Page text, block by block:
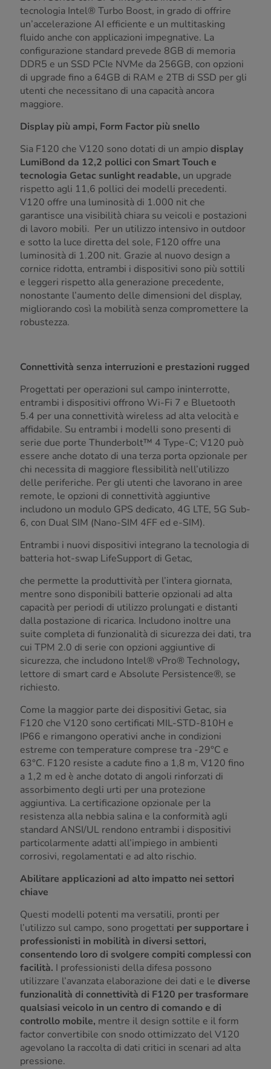
tecnologia Intel® Turbo Boost, in grado di offrire
un’accelerazione AI efficiente e un multitasking
fluido anche con applicazioni impegnative. La
configurazione standard prevede 8GB di memoria
DDR5 e un SSD PCIe NVMe da 256GB, con opzioni
di upgrade fino a 64GB di RAM e 2TB di SSD per gli
utenti che necessitano di una capacità ancora
maggiore.
Display più ampi, Form Factor più snello
Sia F120 che V120 sono dotati di un ampio display
LumiBond da 12,2 pollici con Smart Touch e
tecnologia Getac sunlight readable, un upgrade
rispetto agli 11,6 pollici dei modelli precedenti.
V120 offre una luminosità di 1.000 nit che
garantisce una visibilità chiara su veicoli e postazioni
di lavoro mobili. Per un utilizzo intensivo in outdoor
e sotto la luce diretta del sole, F120 offre una
luminosità di 1.200 nit. Grazie al nuovo design a
cornice ridotta, entrambi i dispositivi sono più sottili
e leggeri rispetto alla generazione precedente,
nonostante l’aumento delle dimensioni del display,
migliorando così la mobilità senza compromettere la
robustezza.
Connettività senza interruzioni e prestazioni rugged
Progettati per operazioni sul campo ininterrotte,
entrambi i dispositivi offrono Wi-Fi 7 e Bluetooth
5.4 per una connettività wireless ad alta velocità e
affidabile. Su entrambi i modelli sono presenti di
serie due porte Thunderbolt™ 4 Type-C; V120 può
essere anche dotato di una terza porta opzionale per
chi necessita di maggiore flessibilità nell’utilizzo
delle periferiche. Per gli utenti che lavorano in aree
remote, le opzioni di connettività aggiuntive
includono un modulo GPS dedicato, 4G LTE, 5G Sub-
6, con Dual SIM (Nano-SIM 4FF ed e-SIM).
Entrambi i nuovi dispositivi integrano la tecnologia di
batteria hot-swap LifeSupport di Getac,
che permette la produttività per l’intera giornata,
mentre sono disponibili batterie opzionali ad alta
capacità per periodi di utilizzo prolungati e distanti
dalla postazione di ricarica. Includono inoltre una
suite completa di funzionalità di sicurezza dei dati, tra
cui TPM 2.0 di serie con opzioni aggiuntive di
sicurezza, che includono Intel® vPro® Technology,
lettore di smart card e Absolute Persistence®, se
richiesto.
Come la maggior parte dei dispositivi Getac, sia
F120 che V120 sono certificati MIL-STD-810H e
IP66 e rimangono operativi anche in condizioni
estreme con temperature comprese tra -29°C e
63°C. F120 resiste a cadute fino a 1,8 m, V120 fino
a 1,2 m ed è anche dotato di angoli rinforzati di
assorbimento degli urti per una protezione
aggiuntiva. La certificazione opzionale per la
resistenza alla nebbia salina e la conformità agli
standard ANSI/UL rendono entrambi i dispositivi
particolarmente adatti all’impiego in ambienti
corrosivi, regolamentati e ad alto rischio.
Abilitare applicazioni ad alto impatto nei settori
chiave
Questi modelli potenti ma versatili, pronti per
l’utilizzo sul campo, sono progettati per supportare i
professionisti in mobilità in diversi settori,
consentendo loro di svolgere compiti complessi con
facilità. I professionisti della difesa possono
utilizzare l’avanzata elaborazione dei dati e le diverse
funzionalità di connettività di F120 per trasformare
qualsiasi veicolo in un centro di comando e di
controllo mobile, mentre il design sottile e il form
factor convertibile con snodo ottimizzato del V120
agevolano la raccolta di dati critici in scenari ad alta
pressione.